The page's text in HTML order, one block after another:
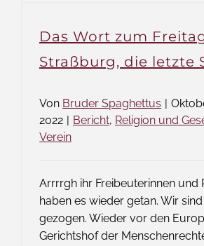
Das Wort zum
Straßburg, die letzte
Von Bruder Spaghettus
2022
Bericht, Religion und
Verein
Arrrrgh ihr Freibeuterinnen und
haben es wieder getan. Wir
gezogen. Wieder vor den
Gerichtshof der